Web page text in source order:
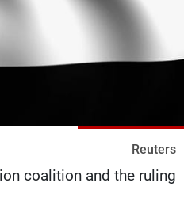
Reuters
coalition and the ruling
كأس العالم
شاهد البرامج
الترددات